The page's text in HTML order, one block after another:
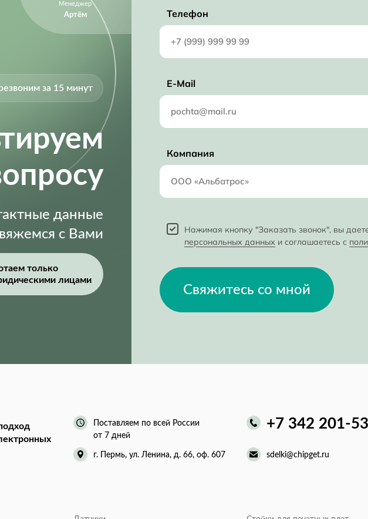
Менеджер
Артём
за 15 минут
данные
с Вами
только
лицами
Телефон
E-Mail
Компания
Нажимая кнопку "Заказать звонок", вы
персональных данных и соглашаетесь с
Свяжитесь со мной
Поставляем по всей России
от 7 дней
+7 342 201-
г. Пермь, ул. Ленина, д. 66, оф. 607 sdelki@chipget.ru